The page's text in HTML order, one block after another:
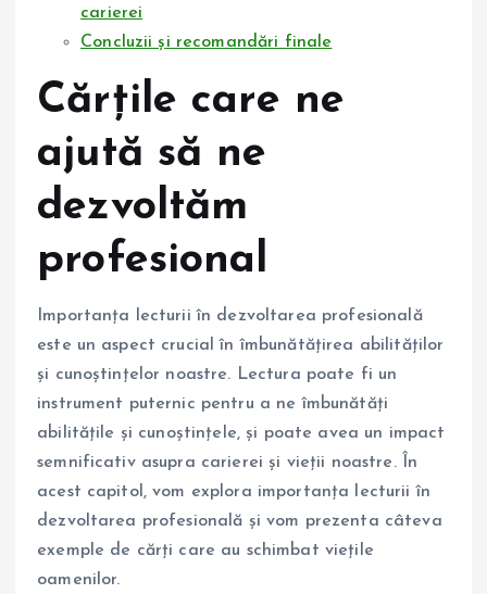
carierei
Concluzii și recomandări finale
Cărțile care ne
ajută să ne
dezvoltăm
profesional
Importanța lecturii în dezvoltarea profesională
este un aspect crucial în îmbunătățirea abilităților
și cunoștințelor noastre. Lectura poate fi un
instrument puternic pentru a ne îmbunătăți
abilitățile și cunoștințele, și poate avea un impact
semnificativ asupra carierei și vieții noastre. În
acest capitol, vom explora importanța lecturii în
dezvoltarea profesională și vom prezenta câteva
exemple de cărți care au schimbat viețile
oamenilor.